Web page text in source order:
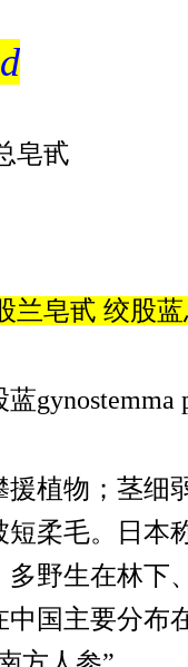
皂甙
兰皂甙 绞股
gynostemma
援植物；茎细
短柔毛。日本
多野生在林下
中国主要分布